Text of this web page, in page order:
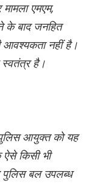
एमएम,
के बाद जनहित
आवश्यकता नहीं है।
है।
आयुक्त को यह
ऐसे किसी भी
पुलिस बल उपलब्ध